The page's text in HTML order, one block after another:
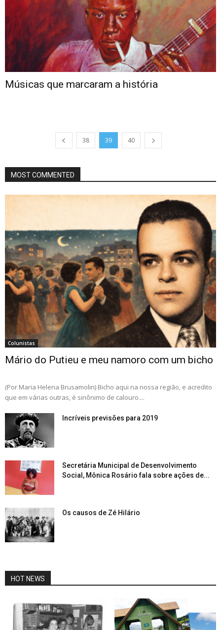
Músicas que marcaram a história
38 39 40
MOST COMMENTED
Colunistas
Mário do Putieu e meu namoro com um bicho
(Por Maria Helena Brusamolin) Bicho aqui na nossa região, e acredito
que em várias outras, é sinônimo de calouro....
Incríveis previsões para 2019
Secretária Municipal de Desenvolvimento
Social, Mônica Rosário fala sobre ações de...
Os causos de Zé Hilário
HOT NEWS